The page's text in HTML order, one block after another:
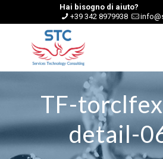
Hai bisogno di aiuto?
+39 342 8979938
TF-
detail-